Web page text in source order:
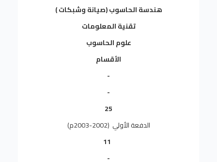
هندسة الحاسوب (صيانة وشبكات )
تقنية المعلومات
علوم الحاسوب
الأقسام
-
-
25
الدفعة الأولي (2002-2003م)
-